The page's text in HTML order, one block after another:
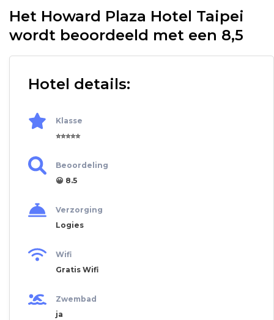
Het Howard Plaza Hotel Taipei
wordt beoordeeld met een 8,5
Hotel details:
Klasse
⭐⭐⭐⭐⭐
Beoordeling
😀 8.5
Verzorging
Logies
Wifi
Gratis Wifi
Zwembad
ja